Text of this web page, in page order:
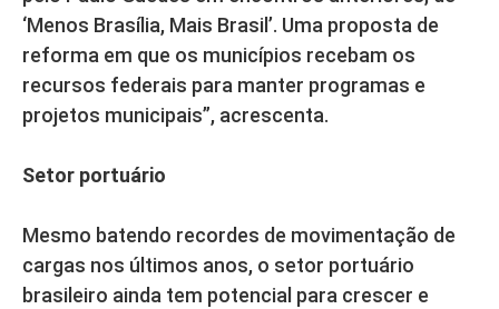
‘Menos Brasília, Mais Brasil’. Uma proposta de
reforma em que os municípios recebam os
recursos federais para manter programas e
projetos municipais”, acrescenta.
Setor portuário
Mesmo batendo recordes de movimentação de
cargas nos últimos anos, o setor portuário
brasileiro ainda tem potencial para crescer e